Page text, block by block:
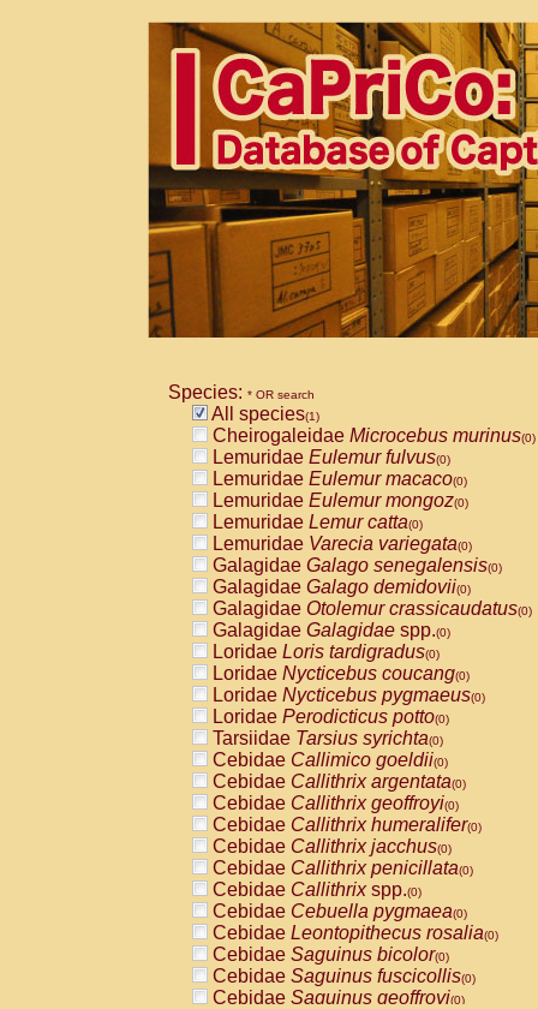
Species: * OR search
All species(1)
Cheirogaleidae Microcebus murinus(0)
Lemuridae Eulemur fulvus(0)
Lemuridae Eulemur macaco(0)
Lemuridae Eulemur mongoz(0)
Lemuridae Lemur catta(0)
Lemuridae Varecia variegata(0)
Galagidae Galago senegalensis(0)
Galagidae Galago demidovii(0)
Galagidae Otolemur crassicaudatus(0)
Galagidae Galagidae spp.(0)
Loridae Loris tardigradus(0)
Loridae Nycticebus coucang(0)
Loridae Nycticebus pygmaeus(0)
Loridae Perodicticus potto(0)
Tarsiidae Tarsius syrichta(0)
Cebidae Callimico goeldii(0)
Cebidae Callithrix argentata(0)
Cebidae Callithrix geoffroyi(0)
Cebidae Callithrix humeralifer(0)
Cebidae Callithrix jacchus(0)
Cebidae Callithrix penicillata(0)
Cebidae Callithrixspp.(0)
Cebidae Cebuella pygmaea(0)
Cebidae Leontopithecus rosalia(0)
Cebidae Saguinus bicolor(0)
Cebidae Saguinus fuscicollis(0)
Cebidae Saguinus geoffroyi(0)